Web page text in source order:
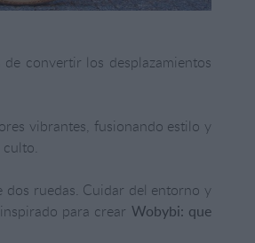
convertir los desplazamientos
vibrantes, fusionando estilo y
dos ruedas. Cuidar del entorno y
para crear Wobybi: que